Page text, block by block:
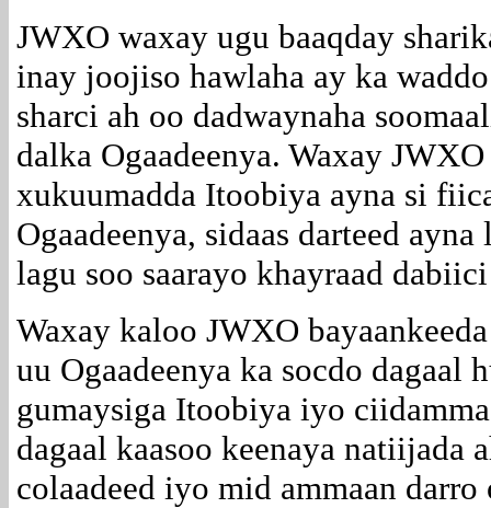
JWXO waxay ugu baaqday
inay joojiso hawlaha ay ka
sharci ah oo dadwaynaha
dalka Ogaadeenya. Waxay
xukuumadda Itoobiya ayna si
Ogaadeenya, sidaas darteed
lagu soo saarayo khayraad
Waxay kaloo JWXO
uu Ogaadeenya ka socdo dagaal
gumaysiga Itoobiya iyo
dagaal kaasoo keenaya natiijada
colaadeed iyo mid ammaan